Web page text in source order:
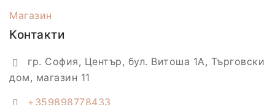
Магазин
Контакти
гр. София, Център, бул. Витоша 1А, Търговски
дом, магазин 11
+359898778433